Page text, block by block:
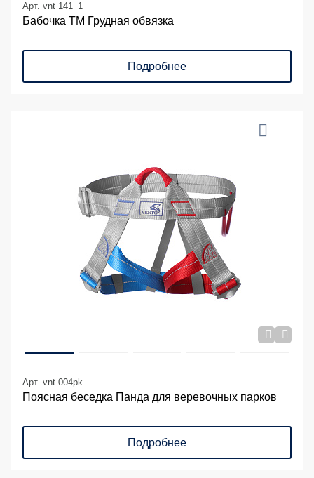
Арт. vnt 141_1
Бабочка ТМ Грудная обвязка
Подробнее
Арт. vnt 004pk
Поясная беседка Панда для веревочных парков
Подробнее